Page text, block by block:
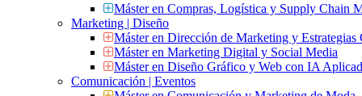
Máster en Compras, Logística y Supply Chain
Marketing | Diseño
Máster en Dirección de Marketing y Estrategias
Máster en Marketing Digital y Social Media
Máster en Diseño Gráfico y Web con IA
Comunicación | Eventos